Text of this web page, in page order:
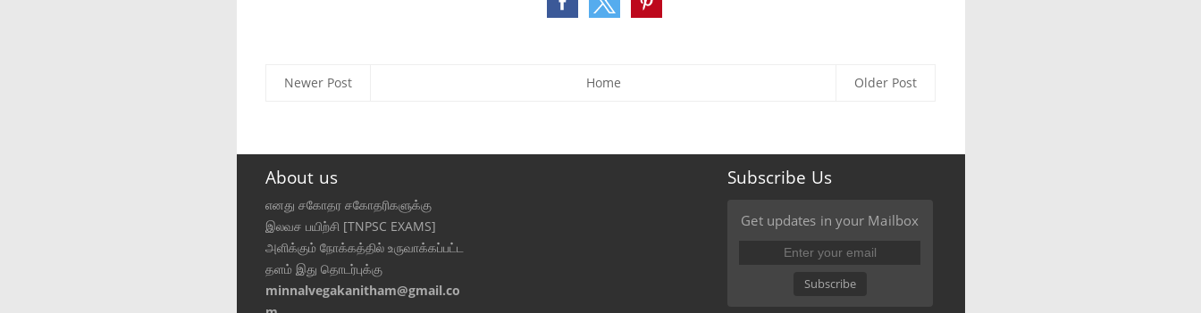
Newer Post Older Post
Home
About us
எனது சகோதர சகோதரிகளுக்கு
இலவச பயிற்சி [TNPSC EXAMS]
அளிக்கும் நோக்கத்தில் உருவாக்கப்பட்ட
தளம் இது தொடர்புக்கு
minnalvegakanitham@gmail.co
Subscribe Us
Get updates in your Mailbox
Subscribe